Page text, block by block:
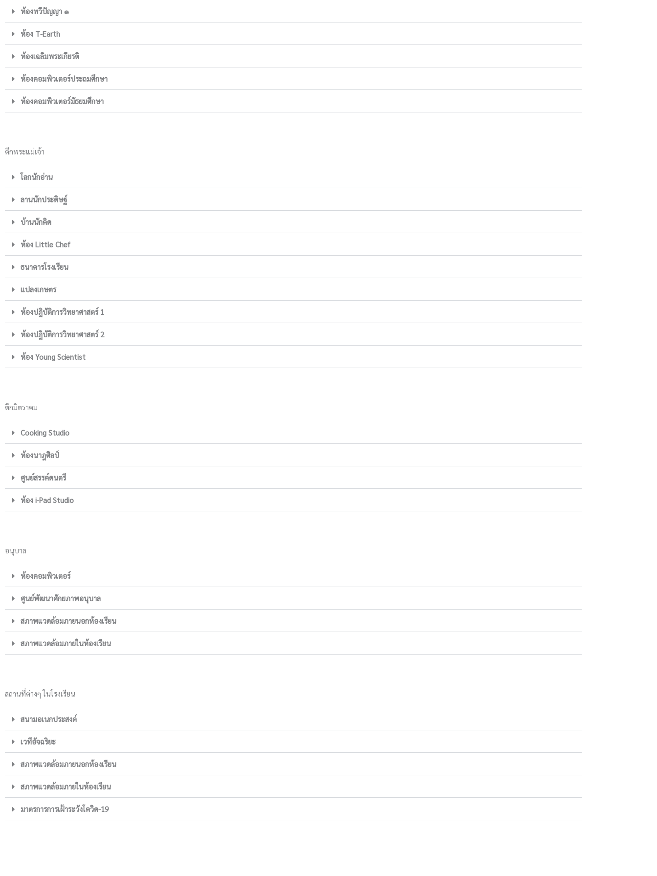
ห้องทวีปัญญา ๑
ห้อง T-Earth
ห้องเฉลิมพระเกียรติ
ห้องคอมพิวเตอร์ประถมศึกษา
ห้องคอมพิวเตอร์มัธยมศึกษา
ตึกพระแม่เจ้า
โลกนักอ่าน
ลานนักประดิษฐ์
บ้านนักคิด
ห้อง Little Chef
ธนาคารโรงเรียน
แปลงเกษตร
ห้องปฎิบัติการวิทยาศาสตร์ 1
ห้องปฎิบัติการวิทยาศาสตร์ 2
ห้อง Young Scientist
ตึกมิตราคม
Cooking Studio
ห้องนาฎศิลป์
ศูนย์สรรค์ดนตรี
ห้อง i-Pad Studio
อนุบาล
ห้องคอมพิวเตอร์
ศูนย์พัฒนาศักยภาพอนุบาล
สภาพแวดล้อมภายนอกห้องเรียน
สภาพแวดล้อมภายในห้องเรียน
สถานที่ต่างๆ ในโรงเรียน
สนามอเนกประสงค์
เวทีอัจฉริยะ
สภาพแวดล้อมภายนอกห้องเรียน
สภาพแวดล้อมภายในห้องเรียน
มาตรการการเฝ้าระวังโควิด-19